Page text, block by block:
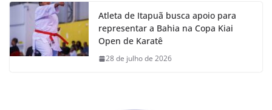
Atleta de Itapuã busca apoio para
representar a Bahia na Copa Kiai
Open de Karatê
28 de julho de 2026